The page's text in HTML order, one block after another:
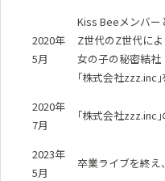
2020年
5月
Kiss Beeメンバー
Z世代のZ世代に
女の子の秘密結社
｢株式会社zzz.inc｣
2020年
7月
｢株式会社zzz.inc
2023年
5月
卒業ライブを終